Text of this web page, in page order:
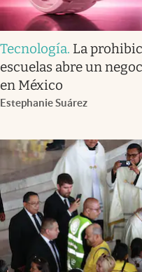
Tecnología. La
escuelas abre un
en México
Estephanie Suárez